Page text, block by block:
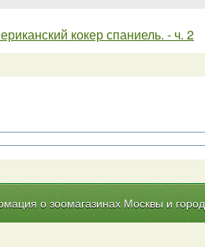
кокер спаниель. - ч. 2
о зоомагазинах Москвы и